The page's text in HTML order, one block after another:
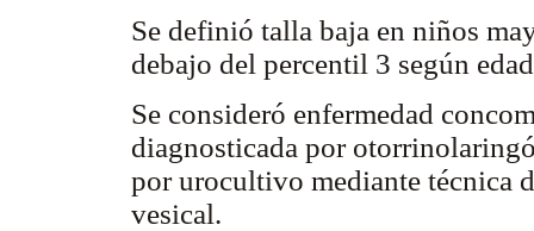
Se definió talla baja en niños
debajo del percentil 3 según
Se consideró enfermedad
diagnosticada por
por urocultivo mediante técnica
vesical.